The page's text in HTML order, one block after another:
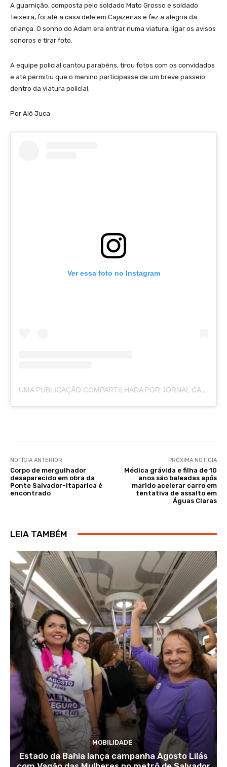
A guarnição, composta pelo soldado Mato Grosso e soldado
Teixeira, foi até a casa dele em Cajazeiras e fez a alegria da
criança. O sonho do Adam era entrar numa viatura, ligar os avisos
sonoros e tirar foto.
A equipe policial cantou parabéns, tirou fotos com os convidados
e até permitiu que o menino participasse de um breve passeio
dentro da viatura policial.
Por Alô Juca
Ver essa foto no Instagram
UMA PUBLICAÇÃO COMPARTILHADA POR JORNAL CAJAZEIRAS (@JORNALCAJAZEIRAS)
NOTÍCIA ANTERIOR
Corpo de mergulhador
desaparecido em obra da
Ponte Salvador-Itaparica é
encontrado
PRÓXIMA NOTÍCIA
Médica grávida e filha de 10
anos são baleadas após
marido acelerar carro em
tentativa de assalto em
Águas Claras
LEIA TAMBÉM
MOBILIDADE
Estado da Bahia lança campanha Agosto Lilás